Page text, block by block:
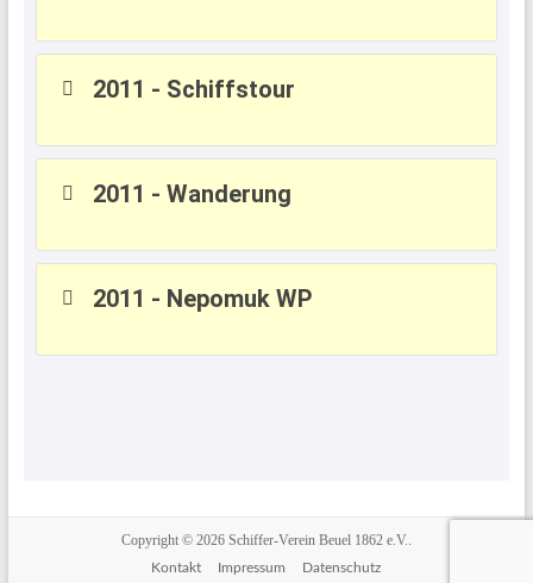
2011 - Schiffstour
2011 - Wanderung
2011 - Nepomuk WP
Copyright © 2026 Schiffer-Verein Beuel 1862 e.V..
Kontakt Impressum Datenschutz